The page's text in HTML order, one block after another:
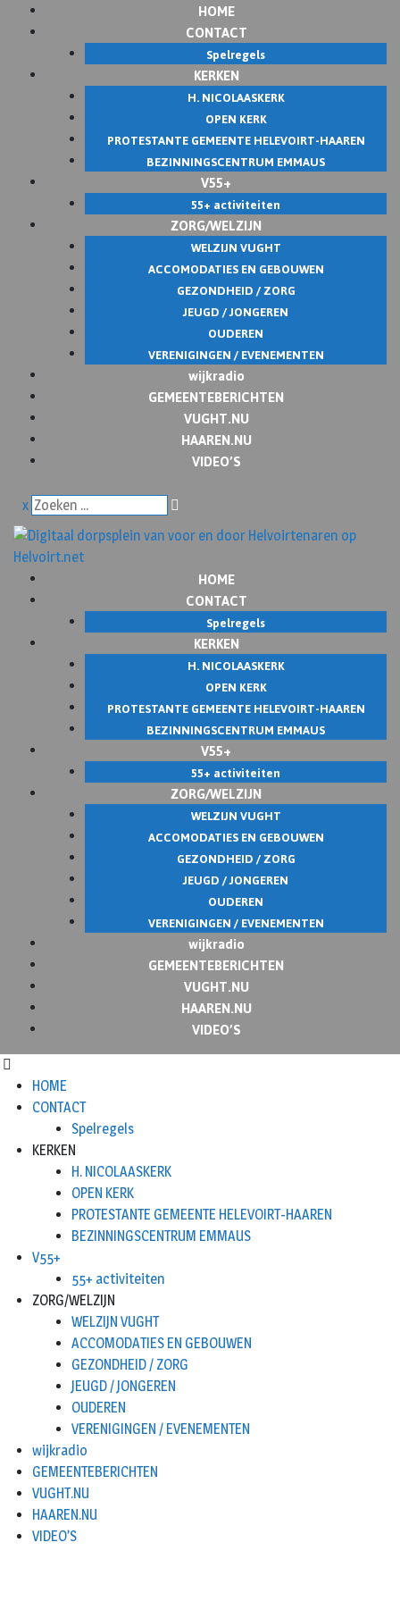
HOME
CONTACT
Spelregels
KERKEN
H. NICOLAASKERK
OPEN KERK
PROTESTANTE GEMEENTE HELEVOIRT-HAAREN
BEZINNINGSCENTRUM EMMAUS
V55+
55+ activiteiten
ZORG/WELZIJN
WELZIJN VUGHT
ACCOMODATIES EN GEBOUWEN
GEZONDHEID / ZORG
JEUGD / JONGEREN
OUDEREN
VERENIGINGEN / EVENEMENTEN
wijkradio
GEMEENTEBERICHTEN
VUGHT.NU
HAAREN.NU
VIDEO’S
x
HOME
CONTACT
Spelregels
KERKEN
H. NICOLAASKERK
OPEN KERK
PROTESTANTE GEMEENTE HELEVOIRT-HAAREN
BEZINNINGSCENTRUM EMMAUS
V55+
55+ activiteiten
ZORG/WELZIJN
WELZIJN VUGHT
ACCOMODATIES EN GEBOUWEN
GEZONDHEID / ZORG
JEUGD / JONGEREN
OUDEREN
VERENIGINGEN / EVENEMENTEN
wijkradio
GEMEENTEBERICHTEN
VUGHT.NU
HAAREN.NU
VIDEO’S
HOME
CONTACT
Spelregels
KERKEN
H. NICOLAASKERK
OPEN KERK
PROTESTANTE GEMEENTE HELEVOIRT-HAAREN
BEZINNINGSCENTRUM EMMAUS
V55+
55+ activiteiten
ZORG/WELZIJN
WELZIJN VUGHT
ACCOMODATIES EN GEBOUWEN
GEZONDHEID / ZORG
JEUGD / JONGEREN
OUDEREN
VERENIGINGEN / EVENEMENTEN
wijkradio
GEMEENTEBERICHTEN
VUGHT.NU
HAAREN.NU
VIDEO’S